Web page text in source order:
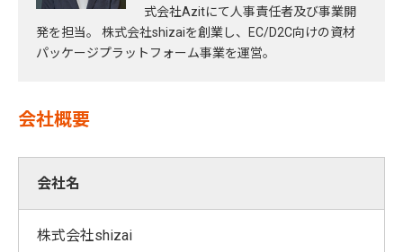
式会社Azitにて⼈事責任者及び事業開
発を担当。 株式会社shizaiを創業し、EC/D2C向けの資材
パッケージプラットフォーム事業を運営。
会社概要
会社名
株式会社shizai